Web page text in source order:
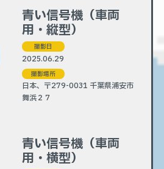
青い信号機（車両
用・縦型）
撮影日
2025.06.29
撮影場所
日本、〒279-0031 千葉県浦安市
舞浜２７
青い信号機（車両
用・横型）